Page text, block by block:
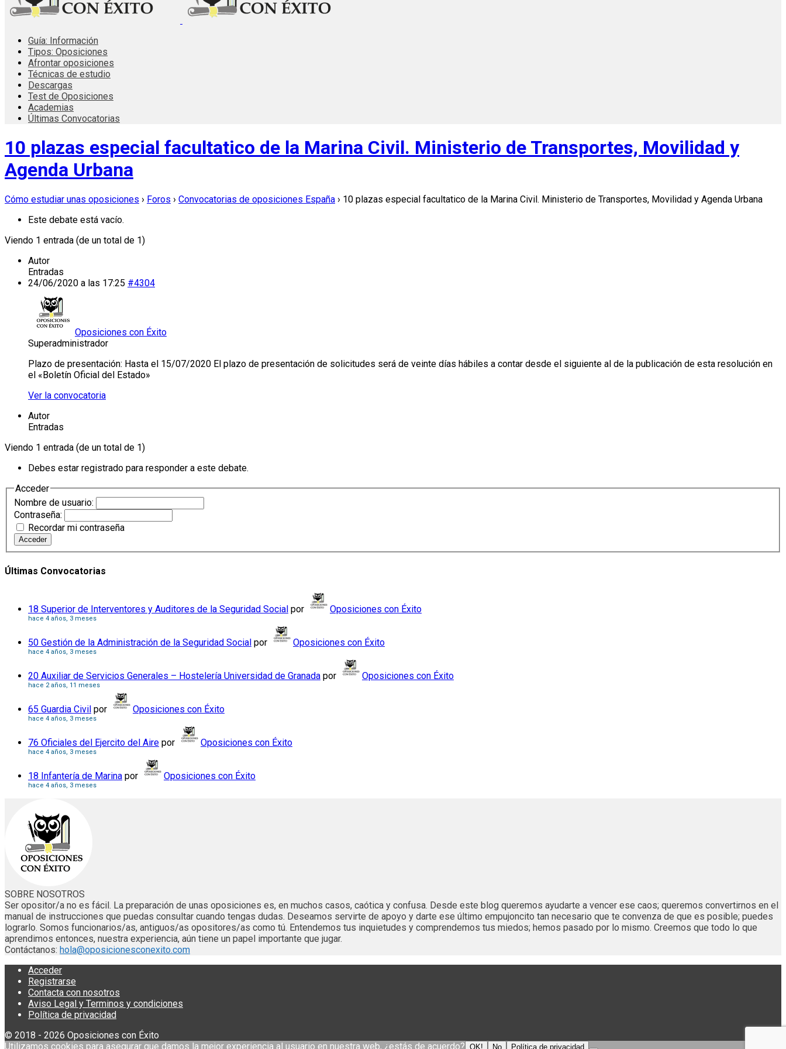
Guía: Información
Tipos: Oposiciones
Afrontar oposiciones
Técnicas de estudio
Descargas
Test de Oposiciones
Academias
Últimas Convocatorias
10 plazas especial facultatico de la Marina Civil. Ministerio de Transportes, Movilidad y
Agenda Urbana
Cómo estudiar unas oposiciones › Foros › Convocatorias de oposiciones España › 10 plazas especial facultatico de la Marina Civil. Ministerio de Transportes, Movilidad y Agenda Urbana
Este debate está vacío.
Viendo 1 entrada (de un total de 1)
Autor
Entradas
24/06/2020 a las 17:25 #4304
Oposiciones con Éxito
Superadministrador
Plazo de presentación: Hasta el 15/07/2020 El plazo de presentación de solicitudes será de veinte días hábiles a contar desde el siguiente al de la publicación de esta resolución en
el «Boletín Oficial del Estado»
Ver la convocatoria
Autor
Entradas
Viendo 1 entrada (de un total de 1)
Debes estar registrado para responder a este debate.
Acceder
Nombre de usuario:
Contraseña:
Recordar mi contraseña
Acceder
Últimas Convocatorias
18 Superior de Interventores y Auditores de la Seguridad Social por Oposiciones con Éxito
hace 4 años, 3 meses
50 Gestión de la Administración de la Seguridad Social por Oposiciones con Éxito
hace 4 años, 3 meses
20 Auxiliar de Servicios Generales – Hostelería Universidad de Granada por Oposiciones con Éxito
hace 2 años, 11 meses
65 Guardia Civil por Oposiciones con Éxito
hace 4 años, 3 meses
76 Oficiales del Ejercito del Aire por Oposiciones con Éxito
hace 4 años, 3 meses
18 Infantería de Marina por Oposiciones con Éxito
hace 4 años, 3 meses
SOBRE NOSOTROS
Ser opositor/a no es fácil. La preparación de unas oposiciones es, en muchos casos, caótica y confusa. Desde este blog queremos ayudarte a vencer ese caos; queremos convertirnos en el
manual de instrucciones que puedas consultar cuando tengas dudas. Deseamos servirte de apoyo y darte ese último empujoncito tan necesario que te convenza de que es posible; puedes
lograrlo. Somos funcionarios/as, antiguos/as opositores/as como tú. Entendemos tus inquietudes y comprendemos tus miedos; hemos pasado por lo mismo. Creemos que todo lo que
aprendimos entonces, nuestra experiencia, aún tiene un papel importante que jugar.
Contáctanos: hola@oposicionesconexito.com
Acceder
Registrarse
Contacta con nosotros
Aviso Legal y Terminos y condiciones
Política de privacidad
© 2018 - 2026 Oposiciones con Éxito
Utilizamos cookies para asegurar que damos la mejor experiencia al usuario en nuestra web, ¿estás de acuerdo? OK! No Política de privacidad